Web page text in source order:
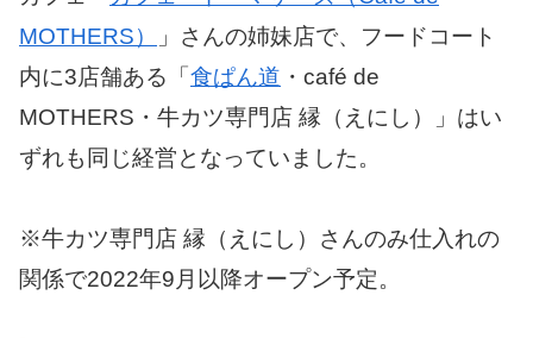
MOTHERS）
」さんの姉妹店で、フードコート
内に3店舗ある「 食ぱん道 ・café de
MOTHERS・牛カツ専門店 縁（えにし）」はい
ずれも同じ経営となっていました。
※牛カツ専門店 縁（えにし）さんのみ仕入れの
関係で2022年9月以降オープン予定。